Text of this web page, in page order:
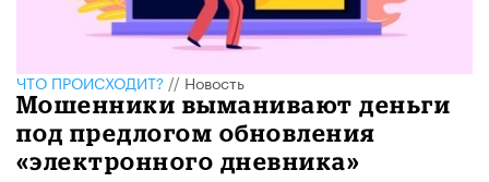
ЧТО ПРОИСХОДИТ?//Новость
Мошенники выманивают деньги
под предлогом обновления
«электронного дневника»